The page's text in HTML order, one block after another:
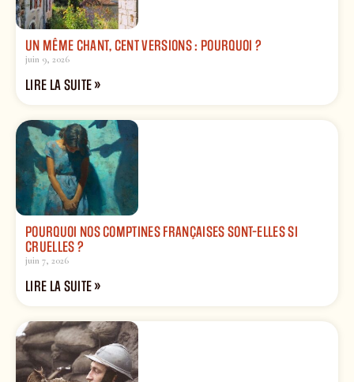
UN MÊME CHANT, CENT VERSIONS : POURQUOI ?
juin 9, 2026
LIRE LA SUITE »
POURQUOI NOS COMPTINES FRANÇAISES SONT-ELLES SI
CRUELLES ?
juin 7, 2026
LIRE LA SUITE »